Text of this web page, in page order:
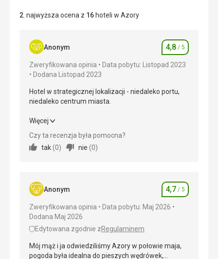
2. najwyższa ocena z 16 hoteli w Azory
Anonym Ocena
4,8 / 5
Zweryfikowana opinia
Data pobytu: Listopad 2023
Dodana Listopad 2023
Hotel w strategicznej lokalizacji - niedaleko portu,
niedaleko centrum miasta.
Hotel w strategicznej lokalizacji - niedaleko portu,
niedaleko centrum miasta.
Wyżywienie
Okolica 5,0/ 5
Usługi 4,0
Cena
Plaża
Więcej
Czy ta recenzja była pomocna?
tak(0) nie (0)
Anonym Ocena
4,7 / 5
Zweryfikowana opinia
Data pobytu: Maj 2026
Dodana Maj 2026
Edytowana zgodnie zRegulaminem
Mój mąż i ja odwiedziliśmy Azory w połowie maja,
pogoda była idealna do pieszych wędrówek,